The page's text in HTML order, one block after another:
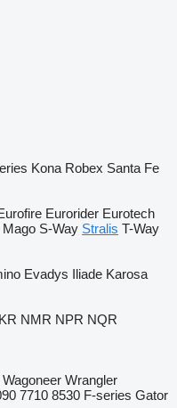
Kona Robex Santa Fe
Eurorider Eurotech
Mago S-Way Stralis T-Way
Evadys Iliade Karosa
NMR NPR NQR
Wagoneer Wrangler
7710 8530 F-series Gator